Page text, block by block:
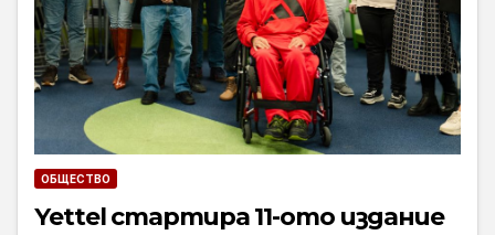
ОБЩЕСТВО
Yettel стартира 11-ото издание